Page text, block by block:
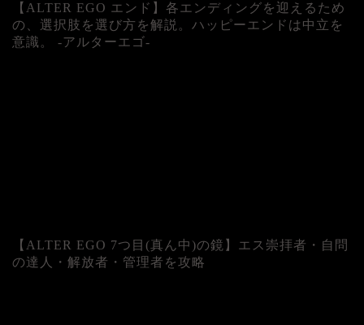
【ALTER EGO エンド】各エンディングを迎えるため
の、選択肢を選び方を解説。ハッピーエンドは中立を
意識。 -アルターエゴ-
【ALTER EGO 7つ目(真ん中)の鏡】エス崇拝者・自問
の達人・解放者・管理者を攻略